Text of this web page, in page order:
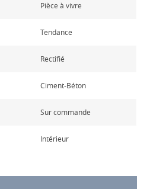
Pièce à vivre
Tendance
Rectifié
Ciment-Béton
Sur commande
Intérieur